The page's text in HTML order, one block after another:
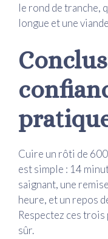
le rond de tranche,
longue et une
Cuire un rôti de 600
est simple : 14
saignant, une
heure, et un repos
Respectez ces
sûr.